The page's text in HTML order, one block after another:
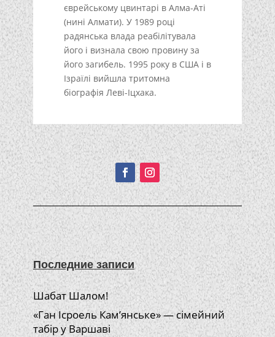
єврейському цвинтарі в Алма-Аті
(нині Алмати). У 1989 році
радянська влада реабілітувала
його і визнала свою провину за
його загибель. 1995 року в США і в
Ізраїлі вийшла тритомна
біографія Леві-Іцхака.
Подписывайтесь!
Последние записи
Шабат Шалом!
«Ган Ісроель Кам’янське» — сімейний
табір у Варшаві